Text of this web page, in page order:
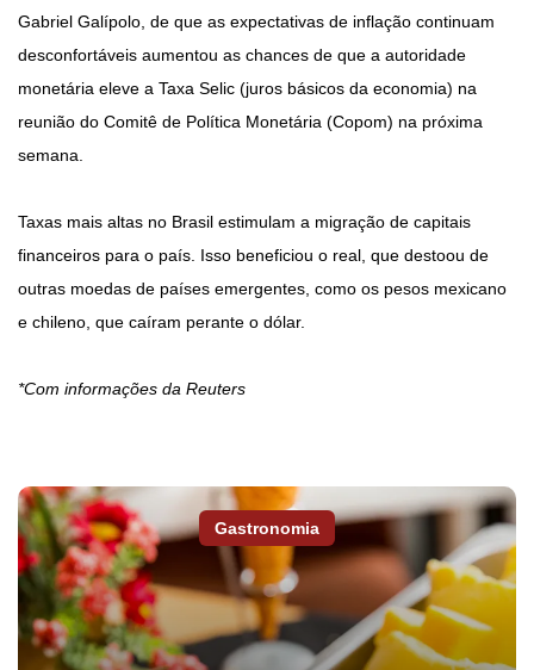
Gabriel Galípolo, de que as expectativas de inflação continuam
desconfortáveis aumentou as chances de que a autoridade
monetária eleve a Taxa Selic (juros básicos da economia) na
reunião do Comitê de Política Monetária (Copom) na próxima
semana.
Taxas mais altas no Brasil estimulam a migração de capitais
financeiros para o país. Isso beneficiou o real, que destoou de
outras moedas de países emergentes, como os pesos mexicano
e chileno, que caíram perante o dólar.
*Com informações da Reuters
Gastronomia